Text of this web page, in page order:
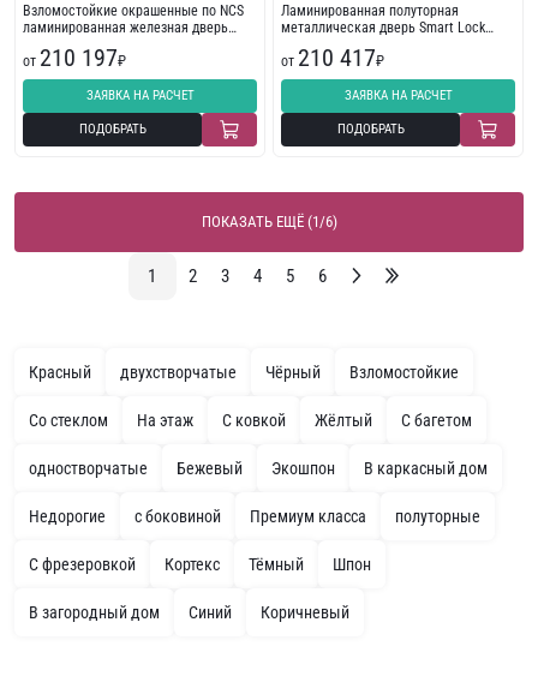
Взломостойкие окрашенные по NCS
ламинированная железная дверь
от 210 197₽
ЗАЯВКА НА РАСЧЕТ
ПОДОБРАТЬ
Ламинированная полуторная
металлическая дверь Smart Lock
от 210 417₽
ЗАЯВКА НА РАСЧЕТ
ПОДОБРАТЬ
ПОКАЗАТЬ ЕЩЁ (1/6)
1 2 3 4 5 6
Красный двухстворчатые Чёрный Взломостойкие
Со стеклом На этаж С ковкой Жёлтый С багетом
одностворчатые Бежевый Экошпон В каркасный дом
Недорогие с боковиной Премиум класса полуторные
С фрезеровкой Кортекс Тёмный Шпон
В загородный дом Синий Коричневый